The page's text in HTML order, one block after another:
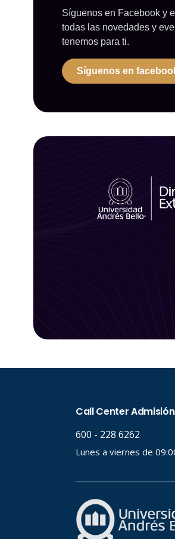
Síguenos en Facebook y
todas las novedades y
tenemos para ti.
Síguenos en